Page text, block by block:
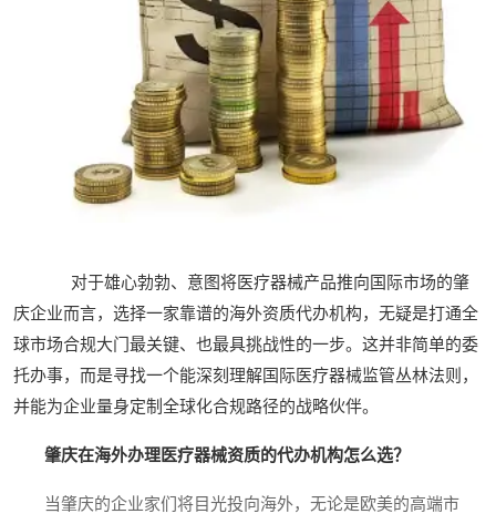
对于雄心勃勃、意图将医疗器械产品推向国际市场的肇
庆企业而言，选择一家靠谱的海外资质代办机构，无疑是打通全
球市场合规大门最关键、也最具挑战性的一步。这并非简单的委
托办事，而是寻找一个能深刻理解国际医疗器械监管丛林法则，
并能为企业量身定制全球化合规路径的战略伙伴。
肇庆在海外办理医疗器械资质的代办机构怎么选？
当肇庆的企业家们将目光投向海外，无论是欧美的高端市